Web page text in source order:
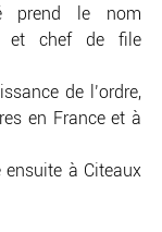
prend le nom
et chef de file
de l’ordre,
en France et à
ensuite à Citeaux